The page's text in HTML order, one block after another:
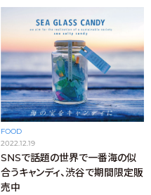
FOOD
2022.12.19
SNSで話題の世界で一番海の似
合うキャンディ、渋谷で期間限定販
売中